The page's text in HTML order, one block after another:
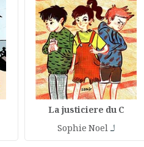
La justiciere du C
لـSophie Noel